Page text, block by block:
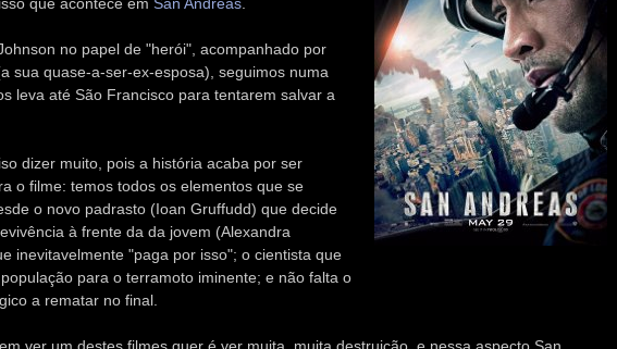
no papel de "herói", acompanhado por
sua quase-a-ser-ex-esposa), seguimos numa
leva até São Francisco para tentarem salvar a
dizer muito, pois a história acaba por ser
o filme: temos todos os elementos que se
o novo padrasto (Ioan Gruffudd) que decide
à frente da da jovem (Alexandra
inevitavelmente "paga por isso"; o cientista que
para o terramoto iminente; e não falta o
a rematar no final.
ver um destes filmes quer é ver muita, muita destruição, e nessa aspecto San